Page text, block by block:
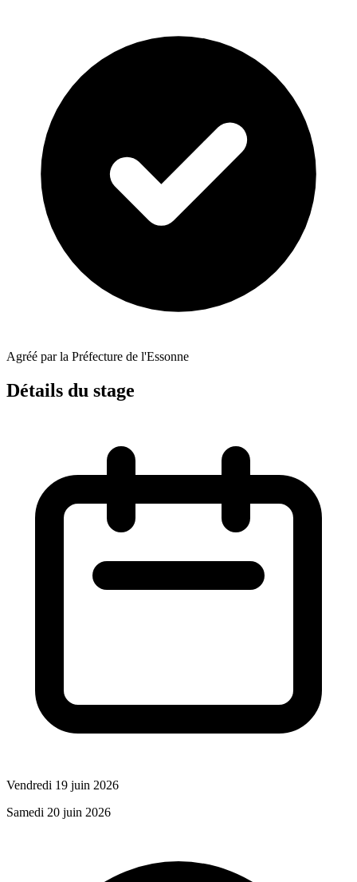
Agréé par la Préfecture de l'Essonne
Détails du stage
Vendredi 19 juin 2026
Samedi 20 juin 2026